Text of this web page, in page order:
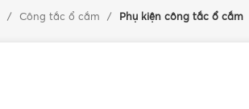
Công tắc ổ cắm Phụ kiện công tắc ổ cắm